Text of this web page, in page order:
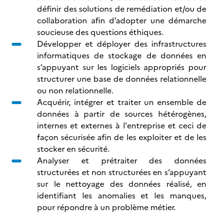
définir des solutions de remédiation et/ou de
collaboration afin d’adopter une démarche
soucieuse des questions éthiques.
Développer et déployer des infrastructures
informatiques de stockage de données en
s’appuyant sur les logiciels appropriés pour
structurer une base de données relationnelle
ou non relationnelle.
Acquérir, intégrer et traiter un ensemble de
données à partir de sources hétérogènes,
internes et externes à l'entreprise et ceci de
façon sécurisée afin de les exploiter et de les
stocker en sécurité.
Analyser et prétraiter des données
structurées et non structurées en s’appuyant
sur le nettoyage des données réalisé, en
identifiant les anomalies et les manques,
pour répondre à un problème métier.